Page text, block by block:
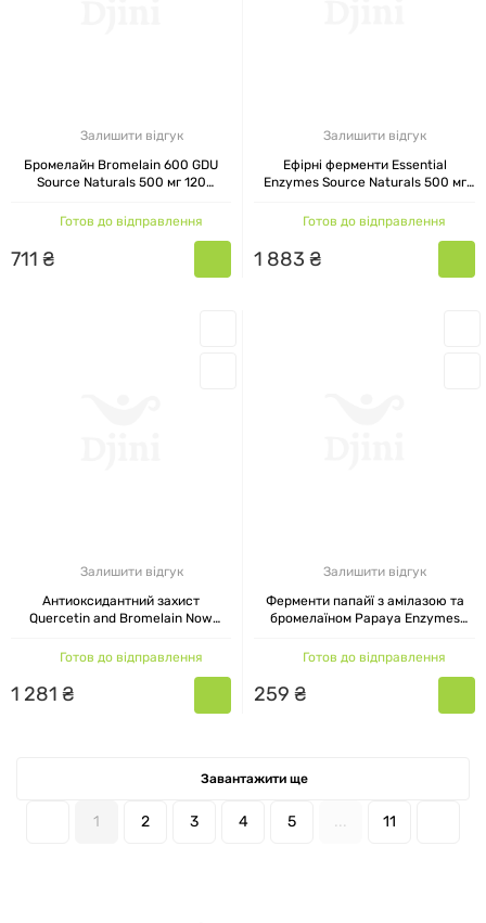
Залишити відгук
Бромелайн Bromelain 600 GDU
Source Naturals 500 мг 120
Готов до відправлення
711 ₴
Залишити відгук
Ефірні ферменти Essential
Enzymes Source Naturals 500 мг
Готов до відправлення
1 883 ₴
Залишити відгук
Антиоксидантний захист
Quercetin and Bromelain Now
Готов до відправлення
1 281 ₴
Залишити відгук
Ферменти папайї з амілазою та
бромелаїном Papaya Enzymes
таблеток
Готов до відправлення
259 ₴
1 2 3 4 5 ... 11
Завантажити ще